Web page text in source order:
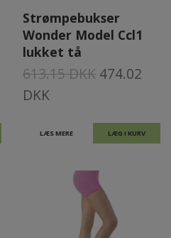
Strømpebukser
Wonder Model Ccl1
lukket tå
613.15 DKK 474.02
DKK
LÆS MERE LÆG I KURV